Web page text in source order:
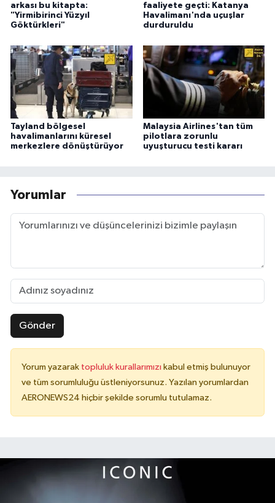
arkası bu kitapta:
"Yirmibirinci Yüzyıl
Göktürkleri"
faaliyete geçti: Katanya
Havalimanı'nda uçuşlar
durduruldu
Tayland bölgesel
havalimanlarını küresel
merkezlere dönüştürüyor
Malaysia Airlines'tan tüm
pilotlara zorunlu
uyuşturucu testi kararı
Yorumlar
Gönder
Yorum yazarak topluluk kurallarımızı kabul etmiş bulunuyor
ve tüm sorumluluğu üstleniyorsunuz. Yazılan yorumlardan
AERONEWS24 hiçbir şekilde sorumlu tutulamaz.